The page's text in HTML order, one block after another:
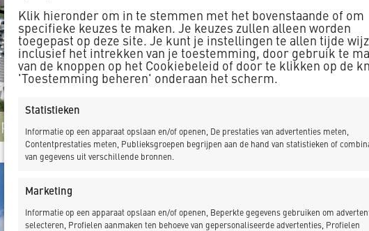
Klik hieronder om in te stemmen met het bovenstaande of om
specifieke keuzes te maken. Je keuzes zullen alleen worden
toegepast op deze site. Je kunt je instellingen te allen tijde
inclusief het intrekken van je toestemming, door gebruik te
van de knoppen op het Cookiebeleid of door te klikken op de
'Toestemming beheren' onderaan het scherm.
Statistieken
Informatie op een apparaat opslaan en/of openen, De prestaties van advertenties meten,
Contentprestaties meten, Publieksgroepen begrijpen aan de hand van statistieken of
van gegevens uit verschillende bronnen.
Marketing
Informatie op een apparaat opslaan en/of openen, Beperkte gegevens gebruiken om
selecteren, Profielen aanmaken ten behoeve van gepersonaliseerde advertenties, Profielen
Alles draait om de